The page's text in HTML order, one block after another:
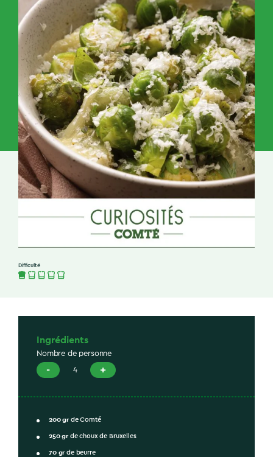
Difficulté
Ingrédients
Nombre de personne
- 4 +
200gr de Comté
250gr de choux de Bruxelles
70gr de beurre